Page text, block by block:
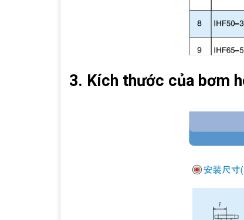
3. Kích thước của bơm